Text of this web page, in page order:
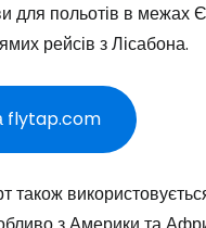
для польотів в межах
рейсів з Лісабона.
flytap.com
також
... світова туристична